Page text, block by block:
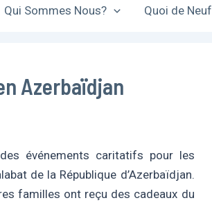
Qui Sommes Nous? Quoi de Neuf
Azerbaïdjan
événements caritatifs pour les
de la République d’Azerbaïdjan.
familles ont reçu des cadeaux du